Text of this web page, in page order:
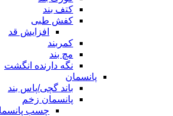
کتف بند
کفش طبی
افزایش قد
کمربند
مچ بند
نگه دارنده انگشت
پانسمان
باند گچی/پاس بند
پانسمان زخم
چسب